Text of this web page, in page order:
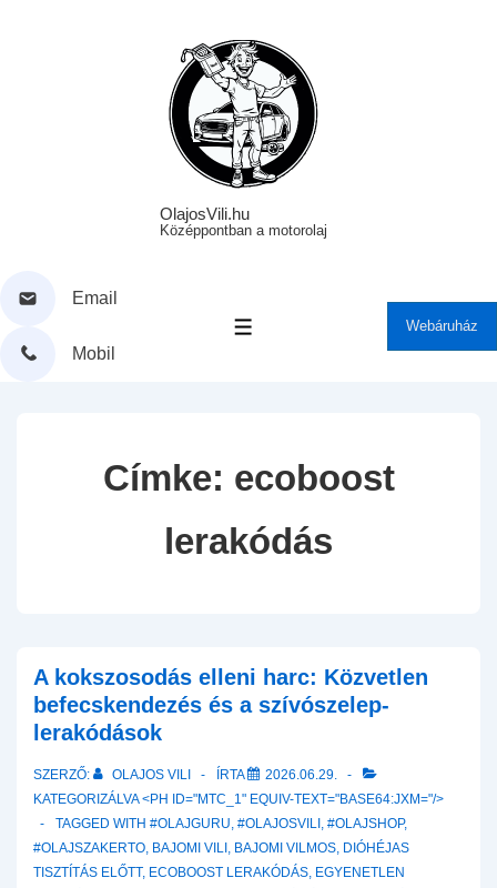
OlajosVili.hu
Középpontban a motorolaj
Email
Mobil
MENÜ Webáruház
Címke: ecoboost
lerakódás
A kokszosodás elleni harc: Közvetlen
befecskendezés és a szívószelep-
lerakódások
SZERZŐ: OLAJOS VILI ÍRTA
2026.06.29.
KATEGORIZÁLVA <PH ID="MTC_1" EQUIV-TEXT="BASE64:JXM="/>
TAGGED WITH #OLAJGURU, #OLAJOSVILI , #OLAJSHOP,
#OLAJSZAKERTO, BAJOMI VILI , BAJOMI VILMOS, DIÓHÉJAS
TISZTÍTÁS ELŐTT, ECOBOOST LERAKÓDÁS, EGYENETLEN